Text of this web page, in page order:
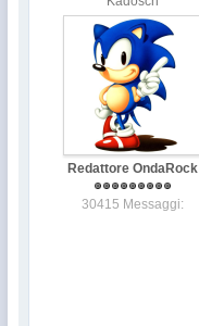
Redattore OndaRock
30415 Messaggi: